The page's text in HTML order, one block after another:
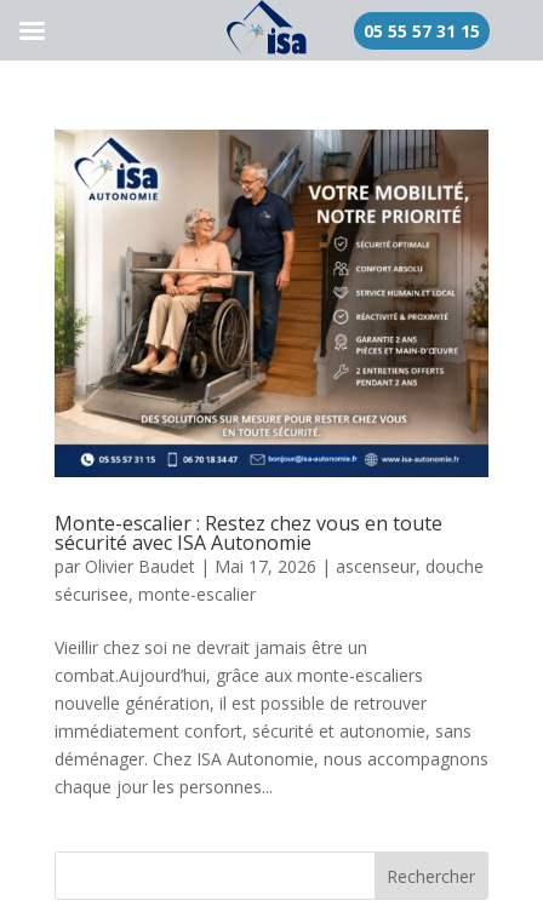
Monte-escalier : Restez chez vous en toute
sécurité avec ISA Autonomie
par Olivier Baudet| Mai 17, 2026 | ascenseur, douche
sécurisee, monte-escalier
Vieillir chez soi ne devrait jamais être un
combat.Aujourd’hui, grâce aux monte-escaliers
nouvelle génération, il est possible de retrouver
immédiatement confort, sécurité et autonomie, sans
déménager. Chez ISA Autonomie, nous accompagnons
chaque jour les personnes...
Rechercher
05 55 57 31 15